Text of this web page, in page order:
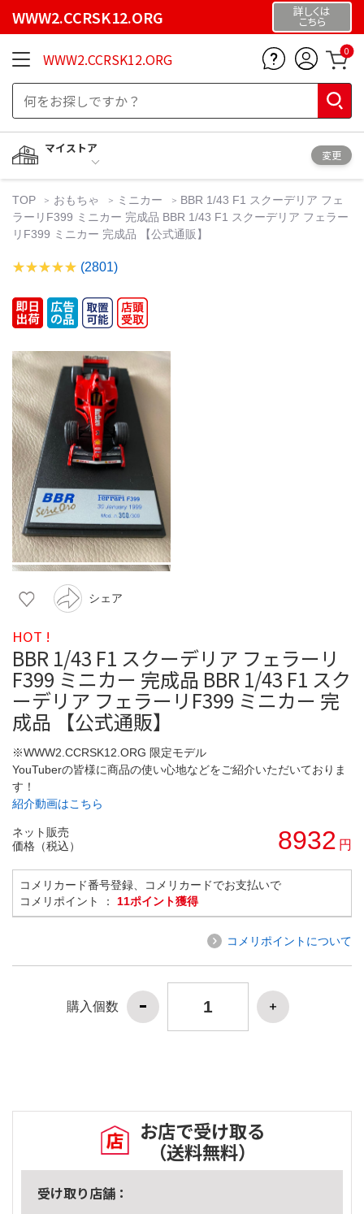
WWW2.CCRSK12.ORG 詳しくは
こちら
WWW2.CCRSK12.ORG 0
マイストア
変更
TOP おもちゃ ミニカー
BBR 1/43 F1 スクーデリア フェ
ラーリF399 ミニカー 完成品 BBR 1/43 F1 スクーデリア フェラー
リF399 ミニカー 完成品 【公式通販】
(2801)
シェア
HOT !
BBR 1/43 F1 スクーデリア フェラーリ
F399 ミニカー 完成品 BBR 1/43 F1 スク
ーデリア フェラーリF399 ミニカー 完
成品 【公式通販】
※WWW2.CCRSK12.ORG 限定モデル
YouTuberの皆様に商品の使い心地などをご紹介いただいておりま
す！
紹介動画はこちら
ネット販売
価格（税込）
8932 円
コメリカード番号登録、コメリカードでお支払いで
コメリポイント ： 11ポイント獲得
コメリポイントについて
購入個数
お店で受け取る
（送料無料）
受け取り店舗：